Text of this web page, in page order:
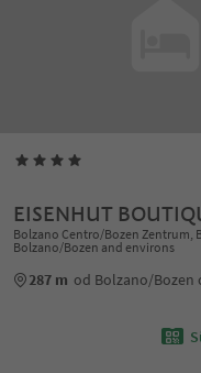
EISENHUT
Bolzano Centro/Bozen Zentrum,
Bolzano/Bozen and environs
287 m od Bolzano/Bozen